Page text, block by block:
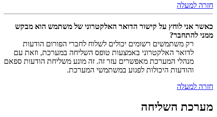
חזרה למעלה
כאשר אני לוחץ על קישור הדואר האלקטרוני של משתמש הוא מבקש
ממני להתחבר?
רק משתמשים רשומים יכולים לשלוח לחברי הפורום הודעות
לדואר האלקטרוני באמצעות טופס השליחה במערכת, וזאת עם
מנהלי המערכת מאפשרים עזר זה. זה מונע משליחת הודעות ספאם
והודעות היכולות לפגוע במשתמשי המערכת.
חזרה למעלה
מערכת השליחה